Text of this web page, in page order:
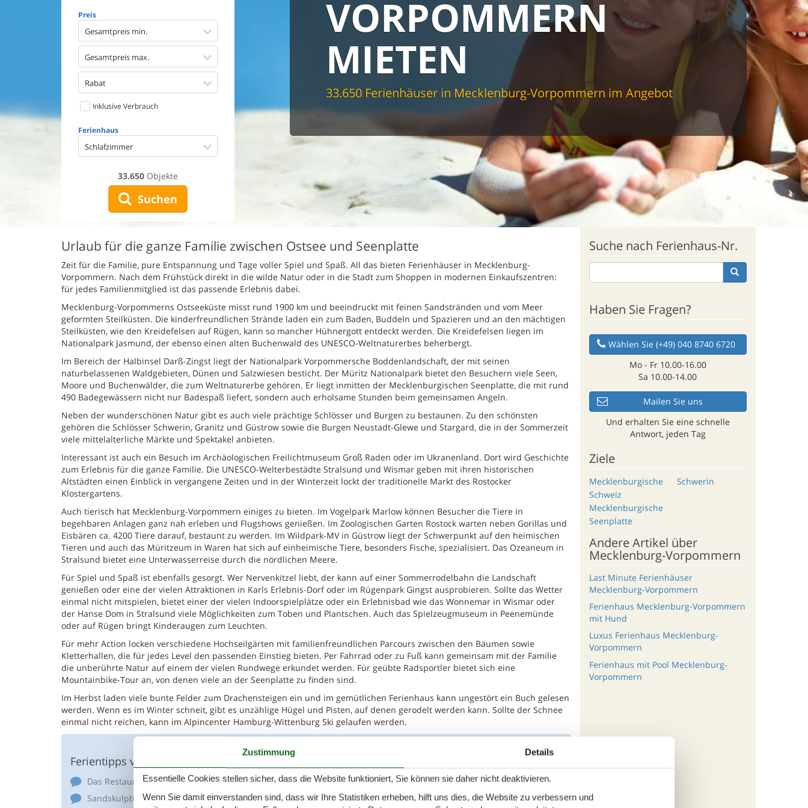
Preis
Gesamtpreis min.
Gesamtpreis max.
Rabat
Inklusive Verbrauch
Ferienhaus
Schlafzimmer
33.650 Objekte
Suchen
Klimaanlage
Ladestation für Elektroauto
Klimafreundlich
VORPOMMERN
MIETEN
33.650 Ferienhäuser in Mecklenburg-Vorpommern im Angebot
Urlaub für die ganze Familie zwischen Ostsee und Seenplatte
Zeit für die Familie, pure Entspannung und Tage voller Spiel und Spaß. All das bieten Ferienhäuser in Mecklenburg-
Vorpommern. Nach dem Frühstück direkt in die wilde Natur oder in die Stadt zum Shoppen in modernen Einkaufszentren:
für jedes Familienmitglied ist das passende Erlebnis dabei.
Mecklenburg-Vorpommerns Ostseeküste misst rund 1900 km und beeindruckt mit feinen Sandstränden und vom Meer
geformten Steilküsten. Die kinderfreundlichen Strände laden ein zum Baden, Buddeln und Spazieren und an den mächtigen
Steilküsten, wie den Kreidefelsen auf Rügen, kann so mancher Hühnergott entdeckt werden. Die Kreidefelsen liegen im
Nationalpark Jasmund, der ebenso einen alten Buchenwald des UNESCO-Weltnaturerbes beherbergt.
Im Bereich der Halbinsel Darß-Zingst liegt der Nationalpark Vorpommersche Boddenlandschaft, der mit seinen
naturbelassenen Waldgebieten, Dünen und Salzwiesen besticht. Der Müritz Nationalpark bietet den Besuchern viele Seen,
Moore und Buchenwälder, die zum Weltnaturerbe gehören. Er liegt inmitten der Mecklenburgischen Seenplatte, die mit rund
490 Badegewässern nicht nur Badespaß liefert, sondern auch erholsame Stunden beim gemeinsamen Angeln.
Neben der wunderschönen Natur gibt es auch viele prächtige Schlösser und Burgen zu bestaunen. Zu den schönsten
gehören die Schlösser Schwerin, Granitz und Güstrow sowie die Burgen Neustadt-Glewe und Stargard, die in der Sommerzeit
viele mittelalterliche Märkte und Spektakel anbieten.
Interessant ist auch ein Besuch im Archäologischen Freilichtmuseum Groß Raden oder im Ukranenland. Dort wird Geschichte
zum Erlebnis für die ganze Familie. Die UNESCO-Welterbestädte Stralsund und Wismar geben mit ihren historischen
Altstädten einen Einblick in vergangene Zeiten und in der Winterzeit lockt der traditionelle Markt des Rostocker
Klostergartens.
Auch tierisch hat Mecklenburg-Vorpommern einiges zu bieten. Im Vogelpark Marlow können Besucher die Tiere in
begehbaren Anlagen ganz nah erleben und Flugshows genießen. Im Zoologischen Garten Rostock warten neben Gorillas und
Eisbären ca. 4200 Tiere darauf, bestaunt zu werden. Im Wildpark-MV in Güstrow liegt der Schwerpunkt auf den heimischen
Tieren und auch das Müritzeum in Waren hat sich auf einheimische Tiere, besonders Fische, spezialisiert. Das Ozeaneum in
Stralsund bietet eine Unterwasserreise durch die nördlichen Meere.
Für Spiel und Spaß ist ebenfalls gesorgt. Wer Nervenkitzel liebt, der kann auf einer Sommerrodelbahn die Landschaft
genießen oder eine der vielen Attraktionen in Karls Erlebnis-Dorf oder im Rügenpark Gingst ausprobieren. Sollte das Wetter
einmal nicht mitspielen, bietet einer der vielen Indoorspielplätze oder ein Erlebnisbad wie das Wonnemar in Wismar oder
der Hanse Dom in Stralsund viele Möglichkeiten zum Toben und Plantschen. Auch das Spielzeugmuseum in Peenemünde
oder auf Rügen bringt Kinderaugen zum Leuchten.
Für mehr Action locken verschiedene Hochseilgärten mit familienfreundlichen Parcours zwischen den Bäumen sowie
Kletterhallen, die für jedes Level den passenden Einstieg bieten. Per Fahrrad oder zu Fuß kann gemeinsam mit der Familie
die unberührte Natur auf einem der vielen Rundwege erkundet werden. Für geübte Radsportler bietet sich eine
Mountainbike-Tour an, von denen viele an der Seenplatte zu finden sind.
Im Herbst laden viele bunte Felder zum Drachensteigen ein und im gemütlichen Ferienhaus kann ungestört ein Buch gelesen
werden. Wenn es im Winter schneit, gibt es unzählige Hügel und Pisten, auf denen gerodelt werden kann. Sollte der Schnee
einmal nicht reichen, kann im Alpincenter Hamburg-Wittenburg Ski gelaufen werden.
Ferientipps von anderen Gästen
Das Restaurant im Aquadrome hat bis Abends um 22 Uhr auf, auch in der Nebensaison.
Sandskulpturenfestival Ahlbeck, Rosenhof der Familie Wulff in Zinnowitz, Wolgastsee mit Ruderbootverleih
Suche nach Ferienhaus-Nr.
Haben Sie Fragen?
Wählen Sie (+49) 040 8740 6720
Mo - Fr 10.00-16.00
Sa 10.00-14.00
Mailen Sie uns
Und erhalten Sie eine schnelle
Antwort, jeden Tag
Ziele
Mecklenburgische
Schweiz
Mecklenburgische
Seenplatte
Schwerin
Andere Artikel über
Mecklenburg-Vorpommern
Last Minute Ferienhäuser
Mecklenburg-Vorpommern
Ferienhaus Mecklenburg-Vorpommern
mit Hund
Luxus Ferienhaus Mecklenburg-
Vorpommern
Ferienhaus mit Pool Mecklenburg-
Vorpommern
Zustimmung Details
Essentielle Cookies stellen sicher, dass die Website funktioniert, Sie können sie daher nicht deaktivieren.
Wenn Sie damit einverstanden sind, dass wir Ihre Statistiken erheben, hilft uns dies, die Website zu verbessern und